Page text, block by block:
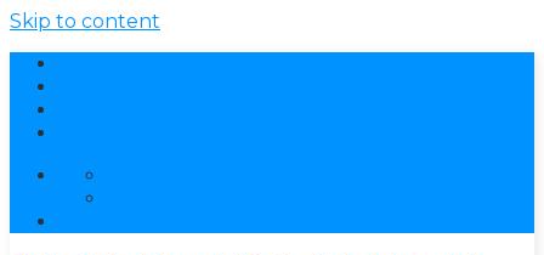
Skip to content